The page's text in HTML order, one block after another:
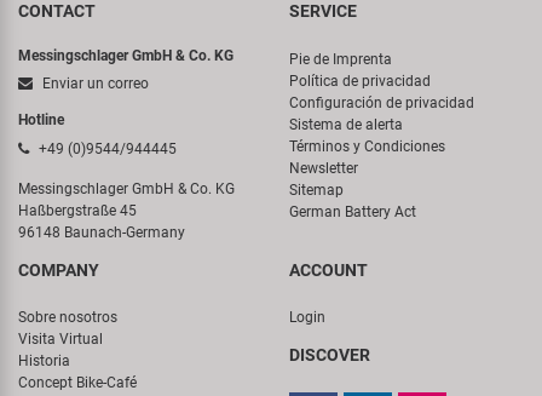
CONTACT
Messingschlager GmbH & Co. KG
Enviar un correo
Hotline
+49 (0)9544/944445
Messingschlager GmbH & Co. KG
Haßbergstraße 45
96148 Baunach-Germany
SERVICE
Pie de Imprenta
Política de privacidad
Configuración de privacidad
Sistema de alerta
Términos y Condiciones
Newsletter
Sitemap
German Battery Act
COMPANY
Sobre nosotros
Visita Virtual
Historia
Concept Bike-Café
ACCOUNT
Login
DISCOVER